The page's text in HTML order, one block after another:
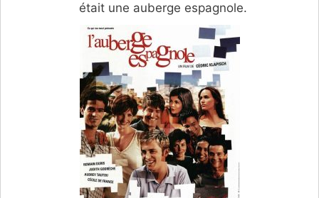
était une auberge espagnole.